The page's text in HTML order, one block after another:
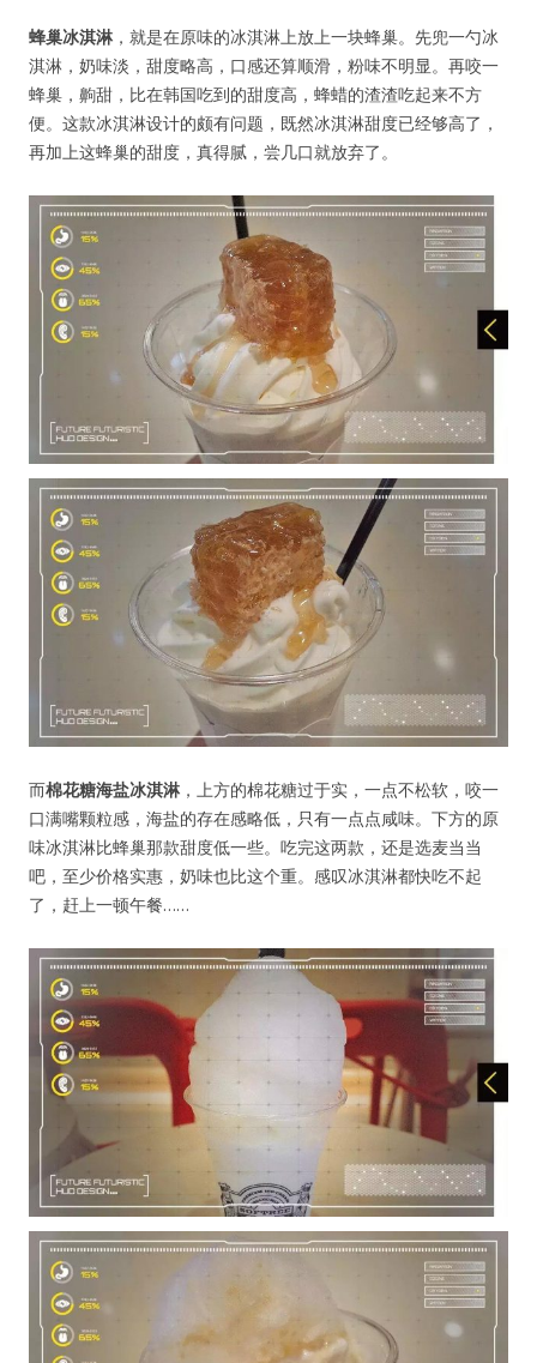
蜂巢冰淇淋 ，就是在原味的冰淇淋上放上一块蜂巢。先兜一勺冰
淇淋，奶味淡，甜度略高，口感还算顺滑，粉味不明显。再咬一
蜂巢，齁甜，比在韩国吃到的甜度高，蜂蜡的渣渣吃起来不方
便。这款冰淇淋设计的颇有问题，既然冰淇淋甜度已经够高了，
再加上这蜂巢的甜度，真得腻，尝几口就放弃了。
而棉花糖海盐冰淇淋 ，上方的棉花糖过于实，一点不松软，咬一
口满嘴颗粒感，海盐的存在感略低，只有一点点咸味。下方的原
味冰淇淋比蜂巢那款甜度低一些。吃完这两款，还是选麦当当
吧，至少价格实惠，奶味也比这个重。感叹冰淇淋都快吃不起
了，赶上一顿午餐……